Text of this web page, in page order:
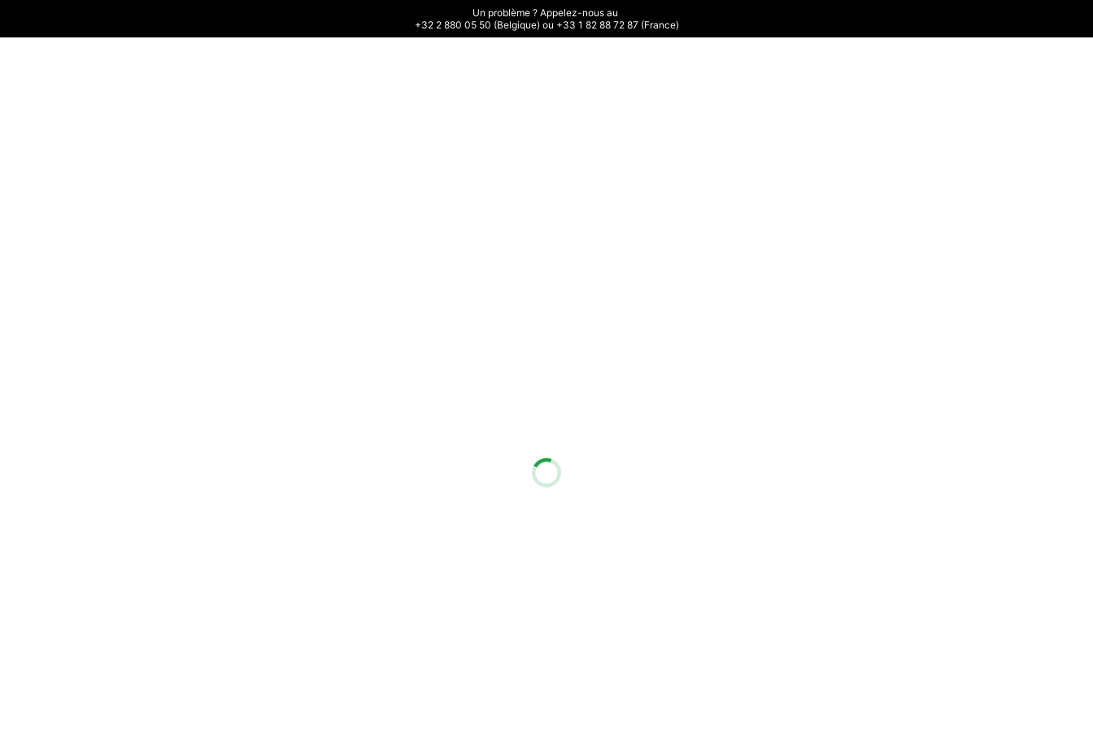
Un problème ? Appelez-nous au
+32 2 880 05 50 (Belgique) ou +33 1 82 88 72 87 (France)